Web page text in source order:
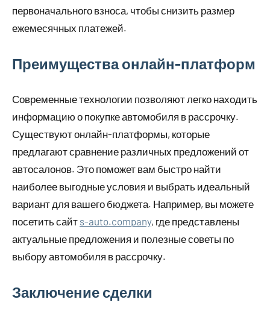
первоначального взноса, чтобы снизить размер
ежемесячных платежей.
Преимущества онлайн-платформ
Современные технологии позволяют легко находить
информацию о покупке автомобиля в рассрочку.
Существуют онлайн-платформы, которые
предлагают сравнение различных предложений от
автосалонов. Это поможет вам быстро найти
наиболее выгодные условия и выбрать идеальный
вариант для вашего бюджета. Например, вы можете
посетить сайт s-auto.company, где представлены
актуальные предложения и полезные советы по
выбору автомобиля в рассрочку.
Заключение сделки